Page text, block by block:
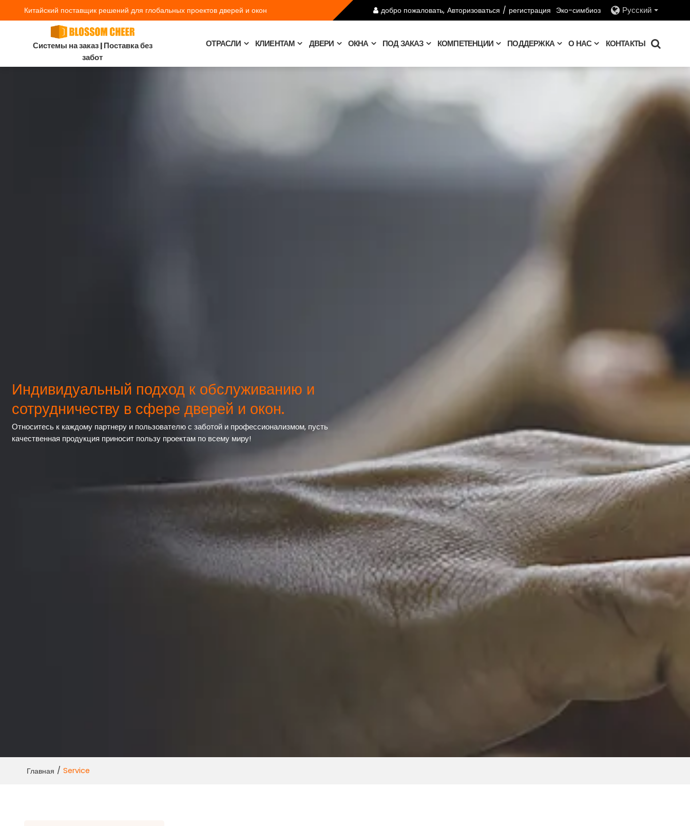
Китайский поставщик решений для глобальных проектов дверей и окон добро пожаловать, Авторизоваться / регистрация Эко-симбиоз Русский
Системы на заказ | Поставка без
забот
ОТРАСЛИ КЛИЕНТАМ ДВЕРИ ОКНА ПОД ЗАКАЗ КОМПЕТЕНЦИИ ПОДДЕРЖКА О НАС КОНТАКТЫ
Индивидуальный подход к обслуживанию и
сотрудничеству в сфере дверей и окон.
Относитесь к каждому партнеру и пользователю с заботой и профессионализмом, пусть
качественная продукция приносит пользу проектам по всему миру!
Главная / Service